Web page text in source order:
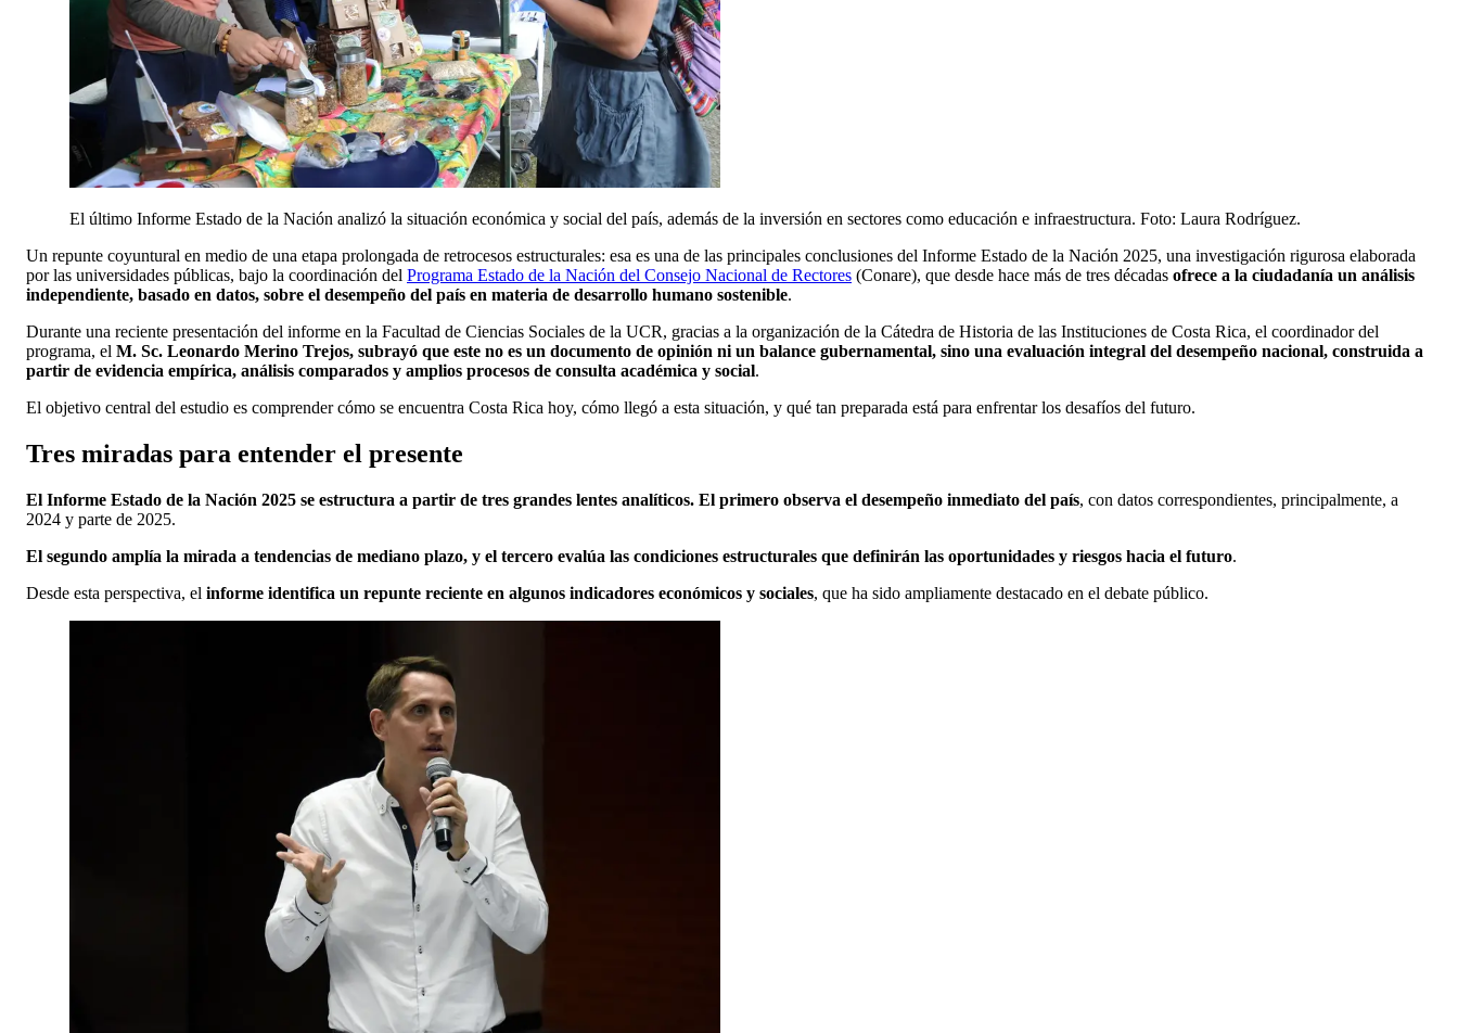
El último Informe Estado de la Nación analizó la situación económica y social del país, además de la inversión en sectores como educación e infraestructura. Foto: Laura Rodríguez.
Un repunte coyuntural en medio de una etapa prolongada de retrocesos estructurales: esa es una de las principales conclusiones del Informe Estado de la Nación 2025, una investigación rigurosa elaborada
por las universidades públicas, bajo la coordinación del Programa Estado de la Nación del Consejo Nacional de Rectores (Conare), que desde hace más de tres décadas ofrece a la ciudadanía un análisis
independiente, basado en datos, sobre el desempeño del país en materia de desarrollo humano sostenible.
Durante una reciente presentación del informe en la Facultad de Ciencias Sociales de la UCR, gracias a la organización de la Cátedra de Historia de las Instituciones de Costa Rica, el coordinador del
programa, el M. Sc. Leonardo Merino Trejos, subrayó que este no es un documento de opinión ni un balance gubernamental, sino una evaluación integral del desempeño nacional, construida a
partir de evidencia empírica, análisis comparados y amplios procesos de consulta académica y social.
El objetivo central del estudio es comprender cómo se encuentra Costa Rica hoy, cómo llegó a esta situación, y qué tan preparada está para enfrentar los desafíos del futuro.
Tres miradas para entender el presente
El Informe Estado de la Nación 2025 se estructura a partir de tres grandes lentes analíticos. El primero observa el desempeño inmediato del país, con datos correspondientes, principalmente, a
2024 y parte de 2025.
El segundo amplía la mirada a tendencias de mediano plazo, y el tercero evalúa las condiciones estructurales que definirán las oportunidades y riesgos hacia el futuro.
Desde esta perspectiva, el informe identifica un repunte reciente en algunos indicadores económicos y sociales, que ha sido ampliamente destacado en el debate público.